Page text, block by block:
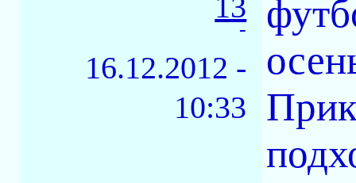
-
16.12.2012 -
10:33